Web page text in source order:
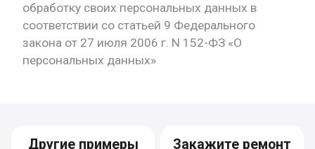
обработку своих персональных данных в
соответствии со статьей 9 Федерального
закона от 27 июля 2006 г. N 152-ФЗ «О
персональных данных»
Другие примеры
Закажите ремонт